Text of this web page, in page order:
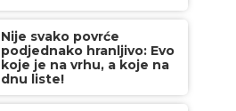
Nije svako povrće
podjednako hranljivo: Evo
koje je na vrhu, a koje na
dnu liste!